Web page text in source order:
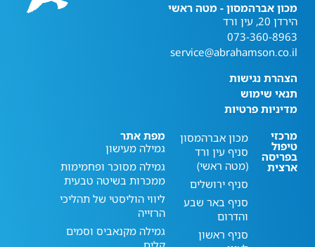
מכון אברהמסון - מטה ראשי
הירדן 20, עין ורד
073-360-8963
service@abrahamson.co.il
הצהרת נגישות
תנאי שימוש
מדיניות פרטיות
מרכזי
טיפול
בפריסה
ארצית
מכון אברהמסון
סניף עין ורד
(מטה ראשי)
סניף ירושלים
סניף באר שבע
והדרום
סניף ראשון
מפת אתר
גמילה מעישון
גמילה מסוכר ופחמימות
ממכרות בשיטה טבעית
ליווי הוליסטי של תהליכי
הרזייה
גמילה מקנאביס וסמים